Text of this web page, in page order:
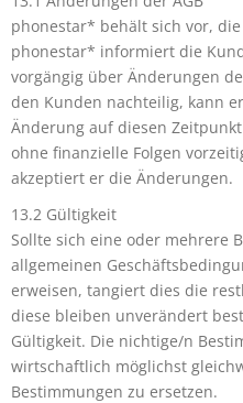
phonestar* behält sich vor,
phonestar* informiert die
vorgängig über Änderungen
den Kunden nachteilig, kann
Änderung auf diesen
ohne finanzielle Folgen
akzeptiert er die Änderungen.
13.2 Gültigkeit
Sollte sich eine oder mehrere
allgemeinen
erweisen, tangiert dies die
diese bleiben unverändert
Gültigkeit. Die nichtige/n
wirtschaftlich möglichst
Bestimmungen zu ersetzen.